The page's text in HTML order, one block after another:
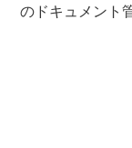
のドキュメント